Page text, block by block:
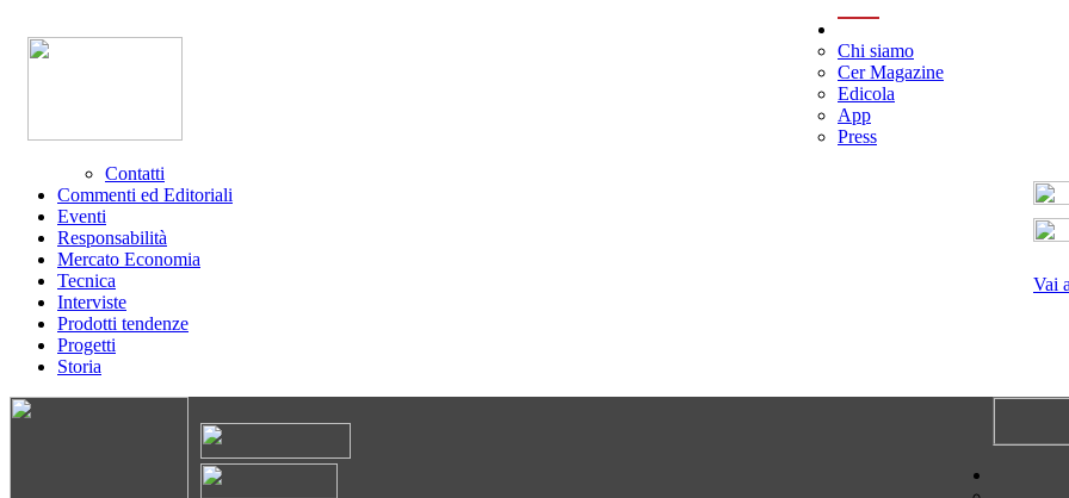
Vai a
Chi siamo
Cer Magazine
Edicola
App
Press
Contatti
Commenti ed Editoriali
Eventi
Responsabilità
Mercato Economia
Tecnica
Interviste
Prodotti tendenze
Progetti
Storia